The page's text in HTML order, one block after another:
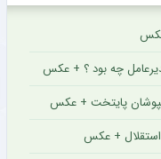
عکس
چه بود ؟ + عکس
پایتخت + عکس
+ عکس